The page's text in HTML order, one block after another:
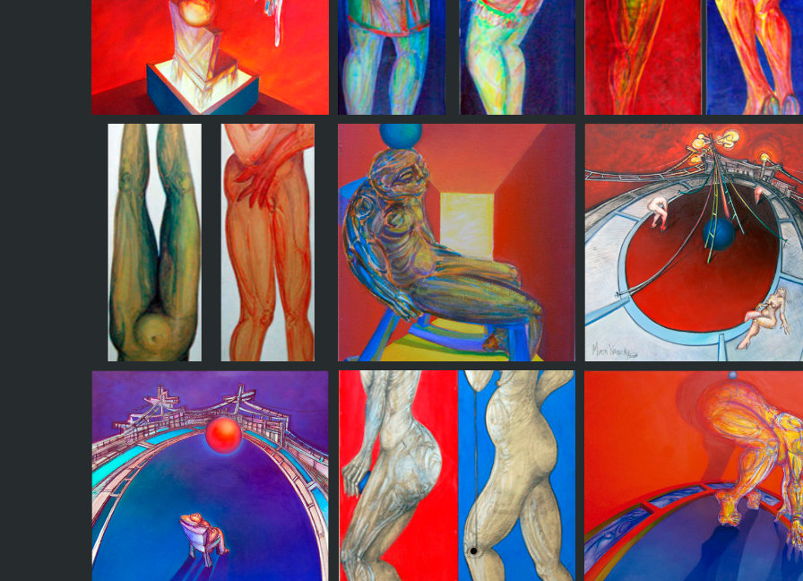
Recostada en Caja
Luminosa
Mujeres de la Vida Mujeres de la vida II
Gigantes up side down En la mecedora El circo de la vida